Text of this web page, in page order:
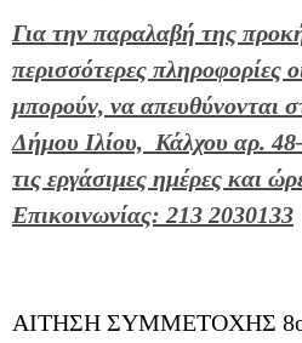
Για την παραλαβή της
περισσότερες πληροφορίες
μπορούν, να απευθύνονται
Δήμου Ιλίου, Κάλχου αρ.
τις εργάσιμες ημέρες και
Επικοινωνίας: 213 2030133
ΑΙΤΗΣΗ ΣΥΜΜΕΤΟΧΗΣ